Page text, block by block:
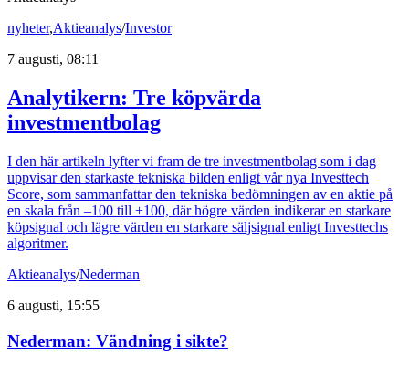
nyheter,Aktieanalys/Investor
7 augusti, 08:11
Analytikern: Tre köpvärda
investmentbolag
I den här artikeln lyfter vi fram de tre investmentbolag som i dag
uppvisar den starkaste tekniska bilden enligt vår nya Investtech
Score, som sammanfattar den tekniska bedömningen av en aktie på
en skala från –100 till +100, där högre värden indikerar en starkare
köpsignal och lägre värden en starkare säljsignal enligt Investtechs
algoritmer.
Aktieanalys/Nederman
6 augusti, 15:55
Nederman: Vändning i sikte?